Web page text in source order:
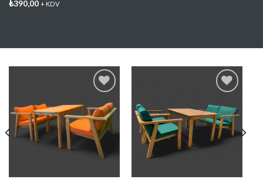
₺390,00 + KDV
Favorilere
Ekle
Favorilere
Ekle